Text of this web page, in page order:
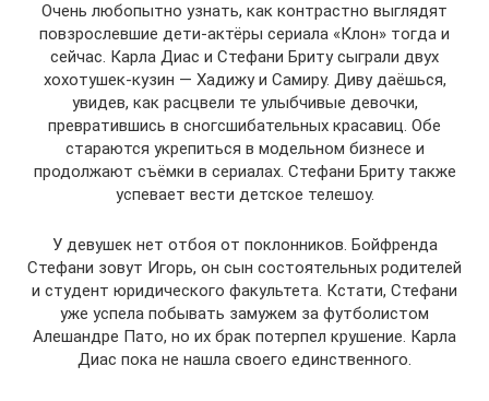
Очень любопытно узнать, как контрастно выглядят
повзрослевшие дети-актёры сериала «Клон» тогда и
сейчас. Карла Диас и Стефани Бриту сыграли двух
хохотушек-кузин — Хадижу и Самиру. Диву даёшься,
увидев, как расцвели те улыбчивые девочки,
превратившись в сногсшибательных красавиц. Обе
стараются укрепиться в модельном бизнесе и
продолжают съёмки в сериалах. Стефани Бриту также
успевает вести детское телешоу.
У девушек нет отбоя от поклонников. Бойфренда
Стефани зовут Игорь, он сын состоятельных родителей
и студент юридического факультета. Кстати, Стефани
уже успела побывать замужем за футболистом
Алешандре Пато, но их брак потерпел крушение. Карла
Диас пока не нашла своего единственного.